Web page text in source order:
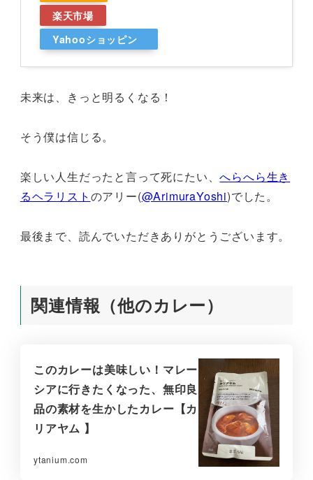
楽天市場
Yahooショッピン
未来は、きっと明るくなる！
そう僕は信じる。
楽しい人生だったと言って死にたい、へらへら生き
るヘラリスト のアリー(@ArimuraYoshi)でした。
最後まで、読んでいただきありがとうございます。
関連情報（他のカレー）
このカレーは美味しい！マレー
シアに行きたくなった、無印良
品の素材を生かしたカレー【カ
リアヤム 】
ytanium.com